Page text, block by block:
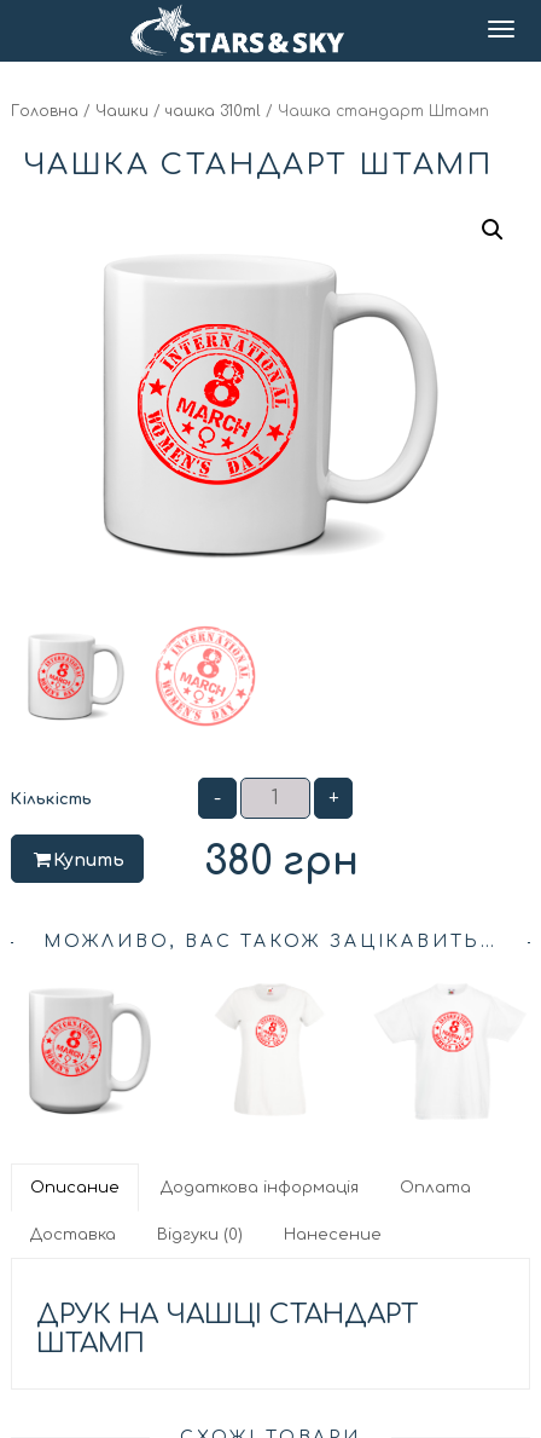
Головна / Чашки / чашка 310ml / Чашка стандарт Штамп
ЧАШКА СТАНДАРТ ШТАМП
Кількість - +
Купить 380 грн
МОЖЛИВО, ВАС ТАКОЖ ЗАЦІКАВИТЬ…
Описание Додаткова інформація Оплата
Доставка Відгуки (0) Нанесение
ДРУК НА ЧАШЦІ СТАНДАРТ
ШТАМП